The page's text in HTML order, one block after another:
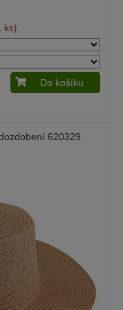
ks)
Do košíku
620329